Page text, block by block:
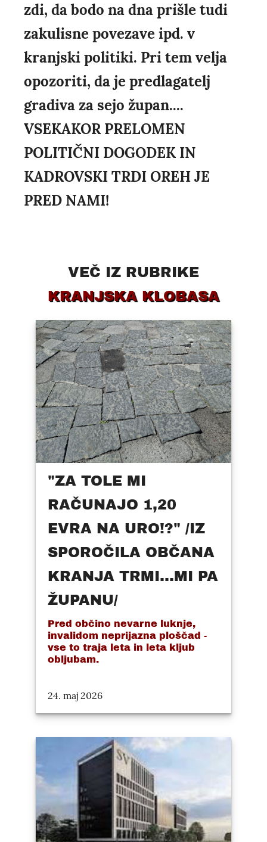
zdi, da bodo na dna prišle tudi
zakulisne povezave ipd. v
kranjski politiki. Pri tem velja
opozoriti, da je predlagatelj
gradiva za sejo župan....
VSEKAKOR PRELOMEN
POLITIČNI DOGODEK IN
KADROVSKI TRDI OREH JE
PRED NAMI!
VEČ IZ RUBRIKE
KRANJSKA KLOBASA
"ZA TOLE MI
RAČUNAJO 1,20
EVRA NA URO!?" /IZ
SPOROČILA OBČANA
KRANJA TRMI...MI PA
ŽUPANU/
Pred občino nevarne luknje,
invalidom neprijazna ploščad -
vse to traja leta in leta kljub
obljubam.
24. maj 2026